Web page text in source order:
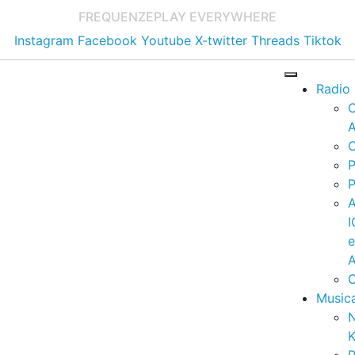
FREQUENZEPLAY EVERYWHERE
Instagram Facebook Youtube X-twitter Threads Tiktok
Radio
e